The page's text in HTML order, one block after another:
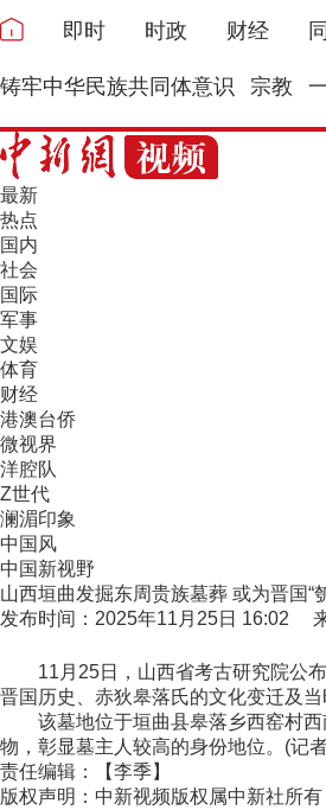
即时 时政 财经
铸牢中华民族共同体意识 宗教
最新
热点
国内
社会
国际
军事
文娱
体育
财经
港澳台侨
微视界
洋腔队
Z世代
澜湄印象
中国风
中国新视野
山西垣曲发掘东周贵族墓葬 或为晋国“
发布时间：2025年11月25日 16:02
11月25日，山西省考古研究院公布
晋国历史、赤狄皋落氏的文化变迁及
该墓地位于垣曲县皋落乡西窑村西
物，彰显墓主人较高的身份地位。(记
责任编辑：【李季】
版权声明：中新视频版权属中新社所